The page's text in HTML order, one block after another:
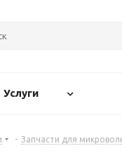
Услуги
- Запчасти для